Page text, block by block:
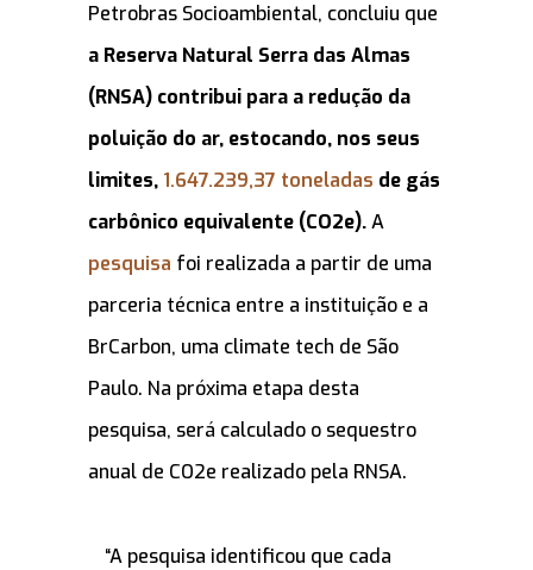
Petrobras Socioambiental, concluiu que
a Reserva Natural Serra das Almas
(RNSA) contribui para a redução da
poluição do ar, estocando, nos seus
limites, 1.647.239,37 toneladas de gás
carbônico equivalente (CO2e).A
pesquisa foi realizada a partir de uma
parceria técnica entre a instituição e a
BrCarbon, uma climate tech de São
Paulo. Na próxima etapa desta
pesquisa, será calculado o sequestro
anual de CO2e realizado pela RNSA.
“A pesquisa identificou que cada